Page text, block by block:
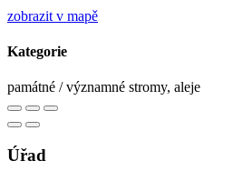
zobrazit v mapě
Kategorie
památné / významné stromy, aleje
Úřad